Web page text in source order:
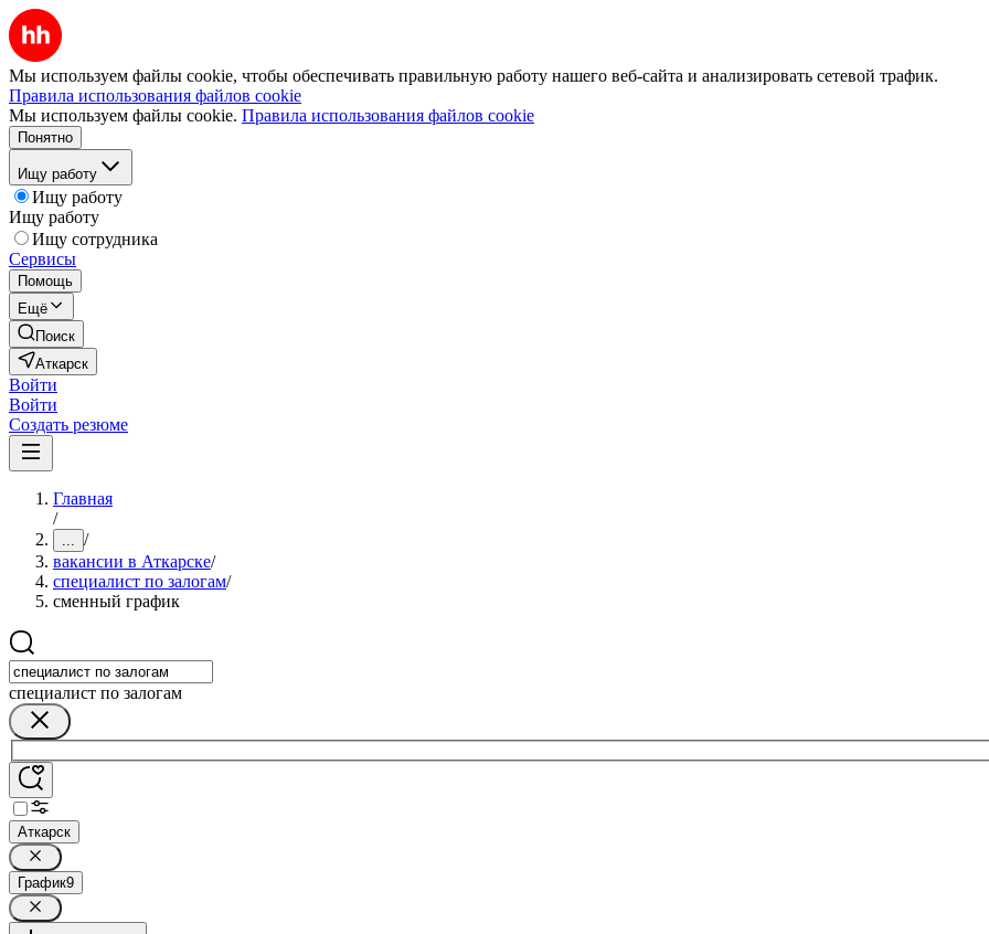
Мы используем файлы cookie, чтобы обеспечивать правильную работу нашего веб-сайта и анализировать сетевой трафик.
Правила использования файлов cookie
Мы используем файлы cookie. Правила использования файлов cookie
Понятно
Ищу работу
Ищу работу
Ищу работу
Ищу сотрудника
Сервисы
Помощь
Ещё
Поиск
Аткарск
Войти
Войти
Создать резюме
Главная
/
... /
вакансии в Аткарске/
специалист по залогам/
сменный график
специалист по залогам
Аткарск
График9